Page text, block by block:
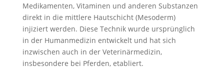
Medikamenten, Vitaminen und anderen Substanzen
direkt in die mittlere Hautschicht (Mesoderm)
injiziert werden. Diese Technik wurde ursprünglich
in der Humanmedizin entwickelt und hat sich
inzwischen auch in der Veterinärmedizin,
insbesondere bei Pferden, etabliert.